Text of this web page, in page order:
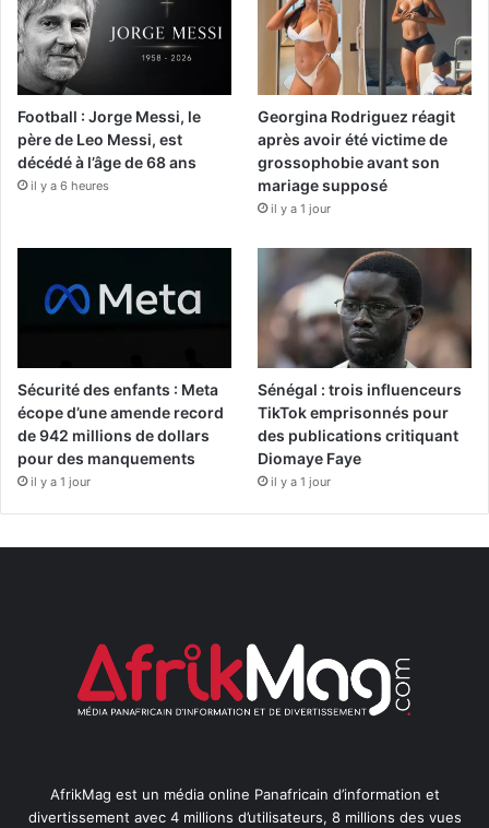
Football : Jorge Messi, le
père de Leo Messi, est
décédé à l’âge de 68 ans
il y a 6 heures
Georgina Rodriguez réagit
après avoir été victime de
grossophobie avant son
mariage supposé
il y a 1 jour
Sécurité des enfants : Meta
écope d’une amende record
de 942 millions de dollars
pour des manquements
il y a 1 jour
Sénégal : trois influenceurs
TikTok emprisonnés pour
des publications critiquant
Diomaye Faye
il y a 1 jour
AfrikMag est un média online Panafricain d’information et
divertissement avec 4 millions d’utilisateurs, 8 millions des vues